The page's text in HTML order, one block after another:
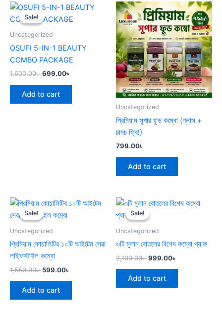
Sale!
Sale!
Uncategorized
OSUFI 5-IN-1 BEAUTY
COMBO PACKAGE
1,600.00৳
Original
was:
699.00৳
Current
is:
Add to cart
Uncategorized
প্রিমিয়াম সুপার ফুড কম্বো (গ্লাস +
চামচ ফ্রি!)
799.00৳
Add to cart
Sale!
Sale!
Uncategorized
প্রিমিয়াম কোয়ালিটির ১০টি আইটেম সেরা
লাইফস্টাইল কম্বো
1,550.00৳
Original
was:
599.00৳
Current
Add to cart
Sale!
Sale!
Uncategorized
৩টি মুলান বোতলের বিশেষ কম্বো প্যাক
2,100.00৳
Original
was:
999.00৳
Current
Add to cart